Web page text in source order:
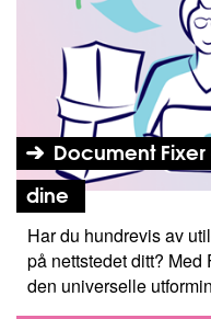
Document
dine
Har du hundrevis av
på nettstedet ditt?
den universelle